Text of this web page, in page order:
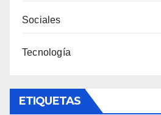
Sociales
Tecnología
ETIQUETAS